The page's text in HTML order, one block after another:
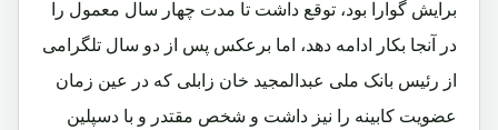
برایش گوارا بود، توقع داشت تا مدت چهار سال معمول را
در آنجا بکار ادامه دهد، اما برعکس پس از دو سال تلگرامی
از رئیس بانک ملی عبدالمجید خان زابلی که در عین زمان
عضویت کابینه را نیز داشت و شخص مقتدر و با دسپلین